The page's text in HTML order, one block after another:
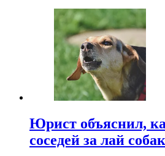
Юрист объяснил,
соседей за лай собак